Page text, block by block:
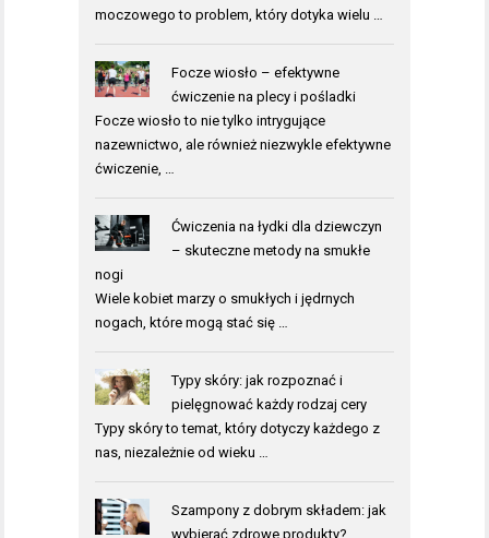
moczowego to problem, który dotyka wielu …
Focze wiosło – efektywne
ćwiczenie na plecy i pośladki
Focze wiosło to nie tylko intrygujące
nazewnictwo, ale również niezwykle efektywne
ćwiczenie, …
Ćwiczenia na łydki dla dziewczyn
– skuteczne metody na smukłe
nogi
Wiele kobiet marzy o smukłych i jędrnych
nogach, które mogą stać się …
Typy skóry: jak rozpoznać i
pielęgnować każdy rodzaj cery
Typy skóry to temat, który dotyczy każdego z
nas, niezależnie od wieku …
Szampony z dobrym składem: jak
wybierać zdrowe produkty?